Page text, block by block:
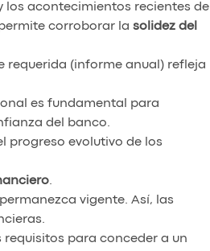
acontecimientos recientes de
corroborar la solidez del
requerida (informe anual) refleja
es fundamental para
del banco.
progreso evolutivo de los
.
vigente. Así, las
para conceder a un